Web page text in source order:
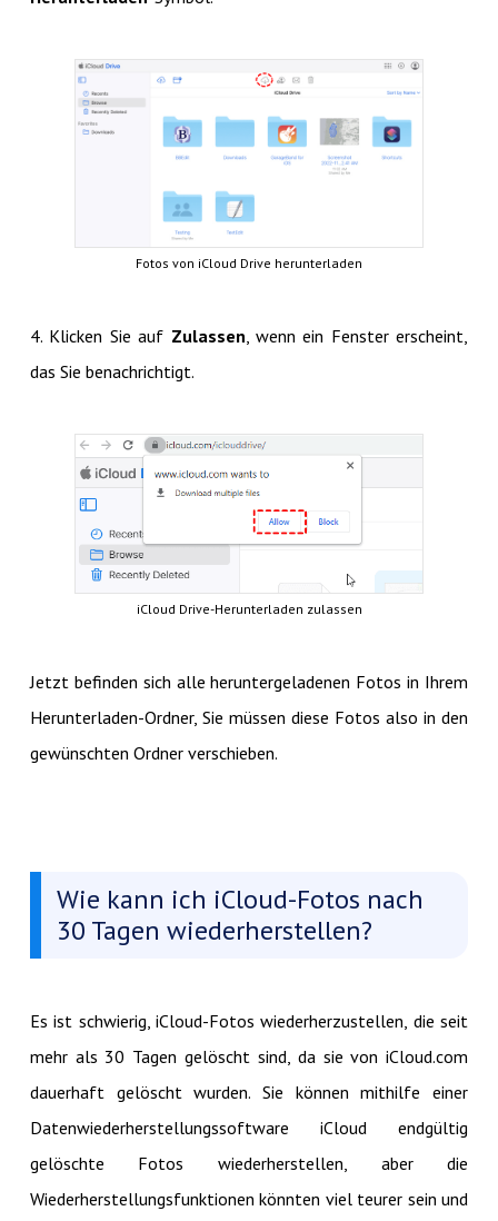
Fotos von iCloud Drive herunterladen
4. Klicken Sie auf Zulassen , wenn ein Fenster erscheint,
das Sie benachrichtigt.
iCloud Drive-Herunterladen zulassen
Jetzt befinden sich alle heruntergeladenen Fotos in Ihrem
Herunterladen-Ordner, Sie müssen diese Fotos also in den
gewünschten Ordner verschieben.
Wie kann ich iCloud-Fotos nach
30 Tagen wiederherstellen?
Es ist schwierig, iCloud-Fotos wiederherzustellen, die seit
mehr als 30 Tagen gelöscht sind, da sie von iCloud.com
dauerhaft gelöscht wurden. Sie können mithilfe einer
Datenwiederherstellungssoftware iCloud endgültig
gelöschte Fotos wiederherstellen, aber die
Wiederherstellungsfunktionen könnten viel teurer sein und